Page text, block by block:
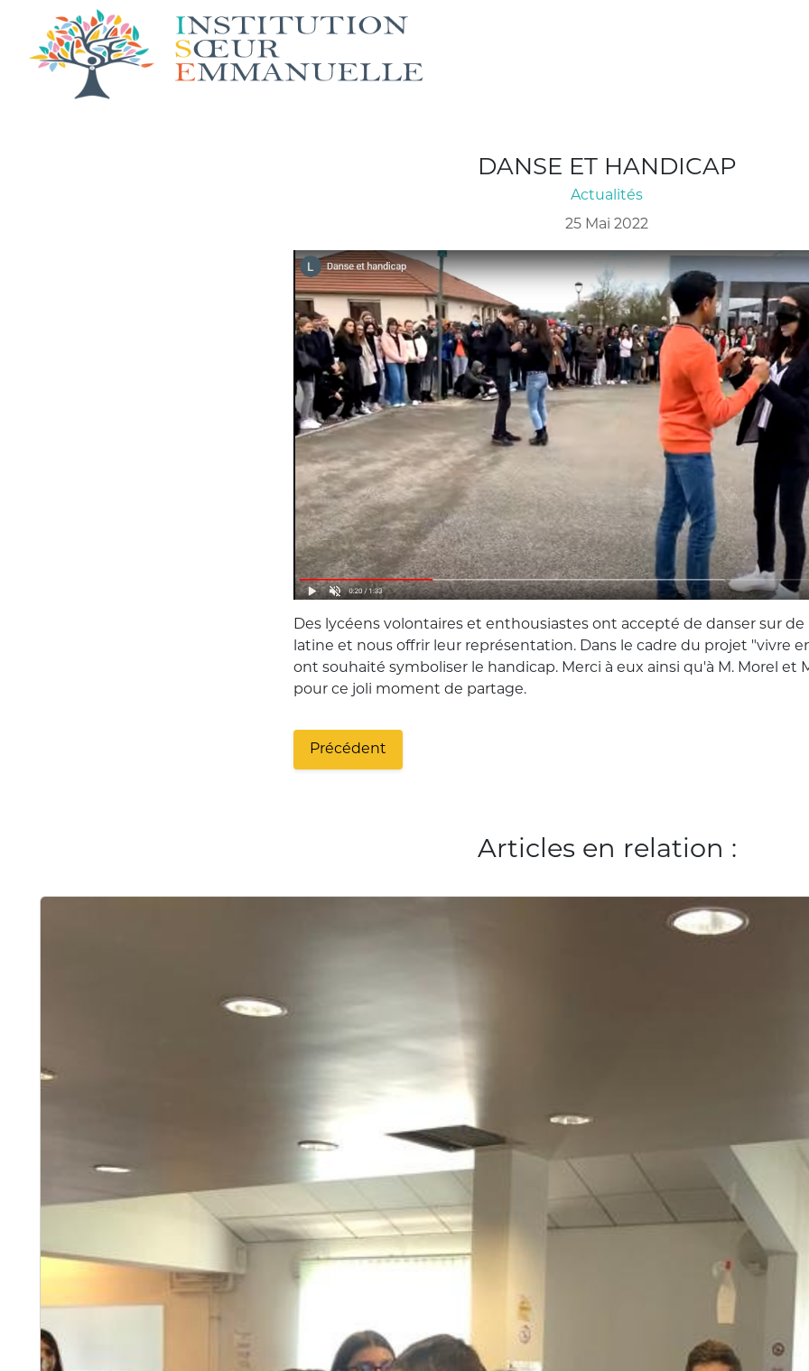
DANSE ET HANDICAP
Actualités
25 Mai 2022
Des lycéens volontaires et enthousiastes ont accepté de danser sur
latine et nous offrir leur représentation. Dans le cadre du projet "vivre
ont souhaité symboliser le handicap. Merci à eux ainsi qu'à M. Morel et
pour ce joli moment de partage.
Précédent
Articles en relation :